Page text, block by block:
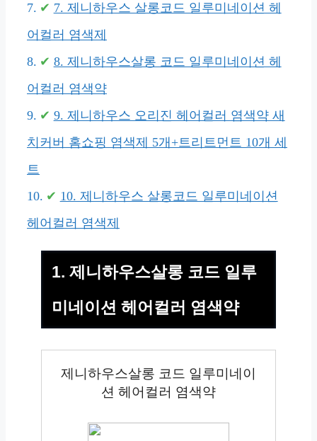
7. 제니하우스 살롱코드 일루미네이션 헤
어컬러 염색제
8. 제니하우스살롱 코드 일루미네이션 헤
어컬러 염색약
9. 제니하우스 오리진 헤어컬러 염색약 새
치커버 홈쇼핑 염색제 5개+트리트먼트 10개 세
트
10. 제니하우스 살롱코드 일루미네이션
헤어컬러 염색제
1. 제니하우스살롱 코드 일루
미네이션 헤어컬러 염색약
제니하우스살롱 코드 일루미네이
션 헤어컬러 염색약